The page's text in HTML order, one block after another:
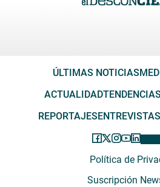
ÚLTIMAS NOTICIAS
ACTUALIDADTENDENCIAS
REPORTAJES ENTREVISTAS
Política de
Suscripción